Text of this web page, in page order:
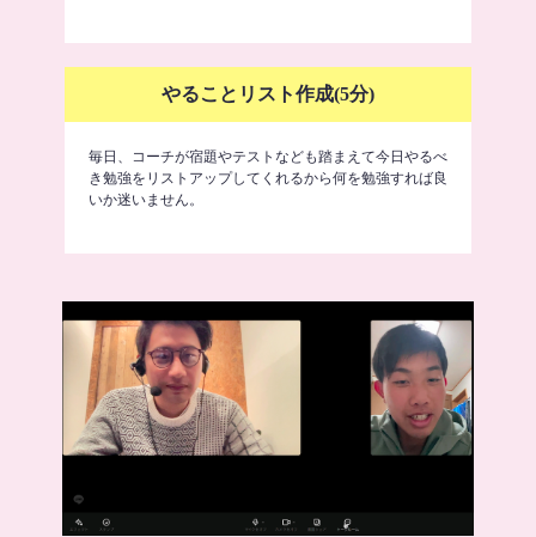
やることリスト作成(5分)
毎日、コーチが宿題やテストなども踏まえて今日やるべ
き勉強をリストアップしてくれるから何を勉強すれば良
いか迷いません。